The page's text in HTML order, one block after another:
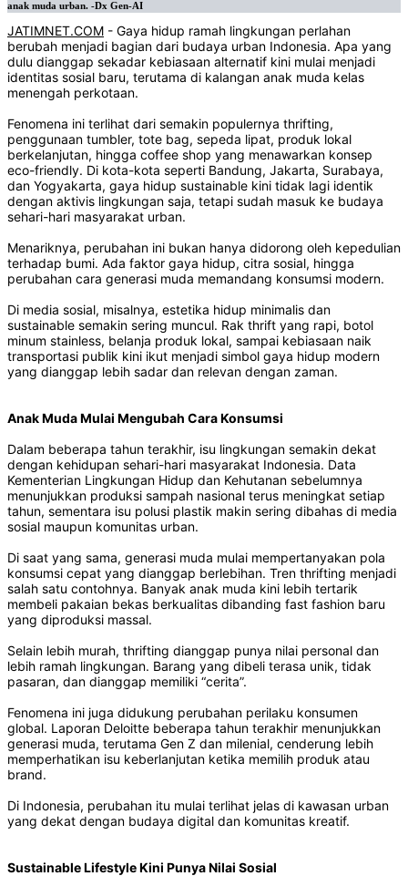
anak muda urban. -Dx Gen-AI
JATIMNET.COM - Gaya hidup ramah lingkungan perlahan
berubah menjadi bagian dari budaya urban Indonesia. Apa yang
dulu dianggap sekadar kebiasaan alternatif kini mulai menjadi
identitas sosial baru, terutama di kalangan anak muda kelas
menengah perkotaan.
Fenomena ini terlihat dari semakin populernya thrifting,
penggunaan tumbler, tote bag, sepeda lipat, produk lokal
berkelanjutan, hingga coffee shop yang menawarkan konsep
eco-friendly. Di kota-kota seperti Bandung, Jakarta, Surabaya,
dan Yogyakarta, gaya hidup sustainable kini tidak lagi identik
dengan aktivis lingkungan saja, tetapi sudah masuk ke budaya
sehari-hari masyarakat urban.
Menariknya, perubahan ini bukan hanya didorong oleh kepedulian
terhadap bumi. Ada faktor gaya hidup, citra sosial, hingga
perubahan cara generasi muda memandang konsumsi modern.
Di media sosial, misalnya, estetika hidup minimalis dan
sustainable semakin sering muncul. Rak thrift yang rapi, botol
minum stainless, belanja produk lokal, sampai kebiasaan naik
transportasi publik kini ikut menjadi simbol gaya hidup modern
yang dianggap lebih sadar dan relevan dengan zaman.
Anak Muda Mulai Mengubah Cara Konsumsi
Dalam beberapa tahun terakhir, isu lingkungan semakin dekat
dengan kehidupan sehari-hari masyarakat Indonesia. Data
Kementerian Lingkungan Hidup dan Kehutanan sebelumnya
menunjukkan produksi sampah nasional terus meningkat setiap
tahun, sementara isu polusi plastik makin sering dibahas di media
sosial maupun komunitas urban.
Di saat yang sama, generasi muda mulai mempertanyakan pola
konsumsi cepat yang dianggap berlebihan. Tren thrifting menjadi
salah satu contohnya. Banyak anak muda kini lebih tertarik
membeli pakaian bekas berkualitas dibanding fast fashion baru
yang diproduksi massal.
Selain lebih murah, thrifting dianggap punya nilai personal dan
lebih ramah lingkungan. Barang yang dibeli terasa unik, tidak
pasaran, dan dianggap memiliki “cerita”.
Fenomena ini juga didukung perubahan perilaku konsumen
global. Laporan Deloitte beberapa tahun terakhir menunjukkan
generasi muda, terutama Gen Z dan milenial, cenderung lebih
memperhatikan isu keberlanjutan ketika memilih produk atau
brand.
Di Indonesia, perubahan itu mulai terlihat jelas di kawasan urban
yang dekat dengan budaya digital dan komunitas kreatif.
Sustainable Lifestyle Kini Punya Nilai Sosial